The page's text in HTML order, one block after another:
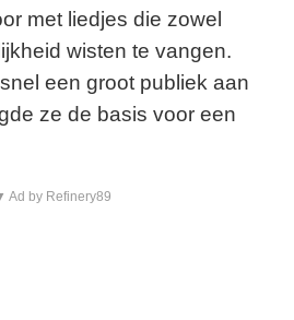
met liedjes die zowel
wisten te vangen.
een groot publiek aan
ze de basis voor een
Ad by Refinery89